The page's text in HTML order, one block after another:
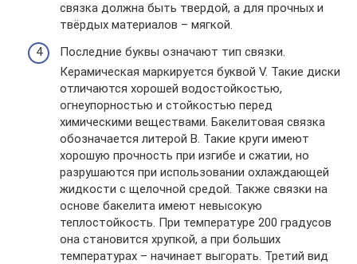
связка должна быть твердой, а для прочных и
твёрдых материалов – мягкой.
Последние буквы означают тип связки.
Керамическая маркируется буквой V. Такие диски
отличаются хорошей водостойкостью,
огнеупорностью и стойкостью перед
химическими веществами. Бакелитовая связка
обозначается литерой B. Такие круги имеют
хорошую прочность при изгибе и сжатии, но
разрушаются при использовании охлаждающей
жидкости с щелочной средой. Также связки на
основе бакелита имеют невысокую
теплостойкость. При температуре 200 градусов
она становится хрупкой, а при больших
температурах – начинает выгорать. Третий вид